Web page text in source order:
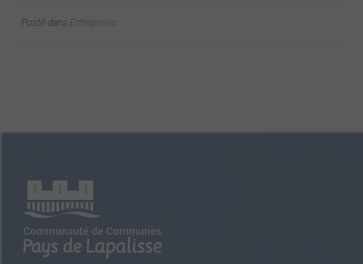
Posté dans Entreprises